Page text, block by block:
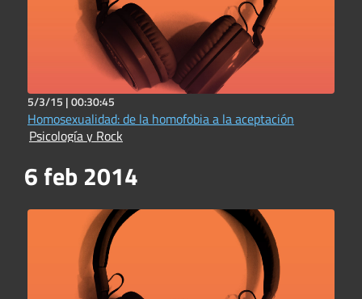
5/3/15 |00:30:45
Homosexualidad: de la homofobia a la aceptación
Psicología y Rock
6 feb 2014